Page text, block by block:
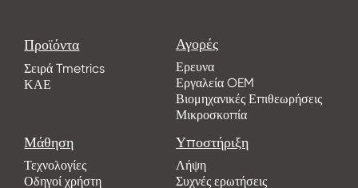
Προϊόντα
Σειρά Tmetrics
ΚΑΕ
Αγορές
Ερευνα
Εργαλεία OEM
Βιομηχανικές Επιθεωρήσεις
Μικροσκοπία
Μάθηση
Τεχνολογίες
Οδηγοί χρήστη
Υποστήριξη
Λήψη
Συχνές ερωτήσεις